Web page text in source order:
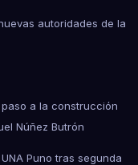
autoridades de la
a la construcción
Núñez Butrón
Puno tras segunda